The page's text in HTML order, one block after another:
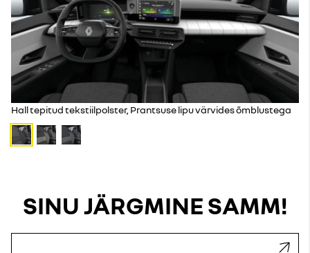
Hall tepitud tekstiilpolster, Prantsuse lipu värvides õmblustega
SINU JÄRGMINE SAMM!